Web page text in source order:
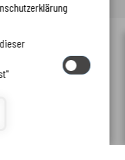
Kontaktformular -
senden